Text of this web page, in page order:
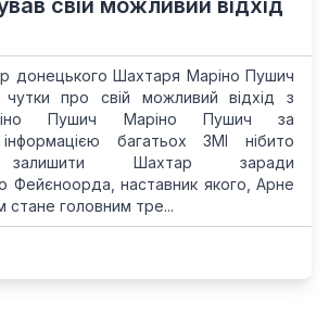
свій можливий відхід
донецького Шахтаря Маріно Пушич
чутки про свій можливий відхід з
Пушич Маріно Пушич за
багатьох ЗМІ нібито
залишити Шахтар заради
Фейєноорда, наставник якого, Арне
стане головним тре...